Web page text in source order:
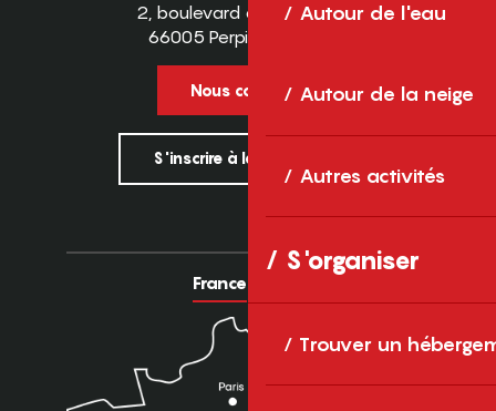
Autour de l'eau
Autour de la neige
Autres activités
S'organiser
Trouver un
2, boulevard des Pyrénées
66005 Perpignan Cedex
Nous contacter
S'inscrire à la newsletter
France